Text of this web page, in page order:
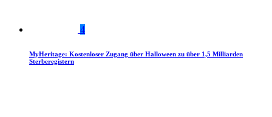
4
MyHeritage: Kostenloser Zugang über Halloween zu über 1,5 Milliarden
Sterberegistern